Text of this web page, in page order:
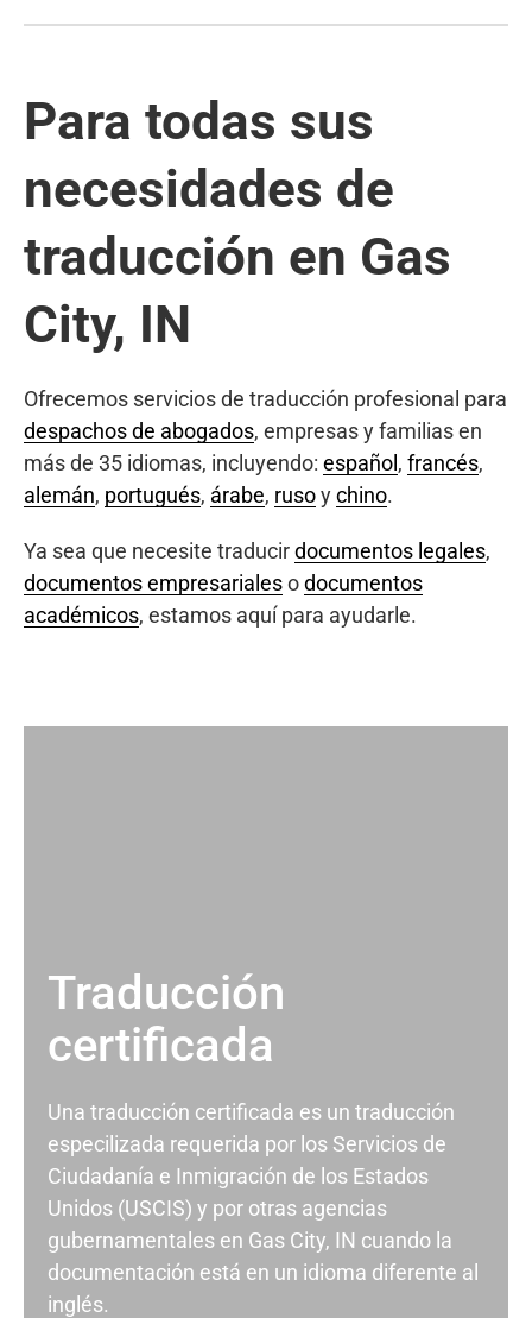
Para todas sus
necesidades de
traducción en Gas
City, IN
Ofrecemos servicios de traducción profesional para
despachos de abogados, empresas y familias en
más de 35 idiomas, incluyendo: español , francés,
alemán, portugués, árabe, rusoychino.
Ya sea que necesite traducirdocumentos legales,
documentos empresarialesodocumentos
académicos, estamos aquí para ayudarle.
Traducción
certificada
Una traducción certificada es un traducción
especilizada requerida por los Servicios de
Ciudadanía e Inmigración de los Estados
Unidos (USCIS) y por otras agencias
gubernamentales en Gas City, IN cuando la
documentación está en un idioma diferente al
inglés.